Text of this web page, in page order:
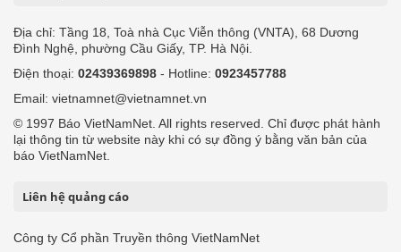
Địa chỉ: Tầng 18, Toà nhà Cục Viễn thông (VNTA), 68 Dương
Đình Nghệ, phường Cầu Giấy, TP. Hà Nội.
Điện thoại: 02439369898 - Hotline: 0923457788
Email: vietnamnet@vietnamnet.vn
© 1997 Báo VietNamNet. All rights reserved. Chỉ được phát hành
lại thông tin từ website này khi có sự đồng ý bằng văn bản của
báo VietNamNet.
Liên hệ quảng cáo
Công ty Cổ phần Truyền thông VietNamNet